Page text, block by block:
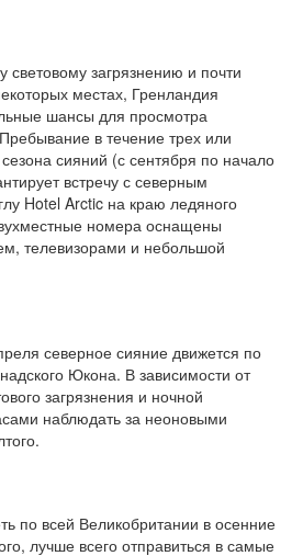
загрязнению и почти
местах, Гренландия
шансы для просмотра
в течение трех или
сияний (с сентября по начало
встречу с северным
Hotel Arctic на краю ледяного
номера оснащены
телевизорами и небольшой
северное сияние движется по
Юкона. В зависимости от
загрязнения и ночной
наблюдать за неоновыми
по всей Великобритании в осенние
лучше всего отправиться в самые